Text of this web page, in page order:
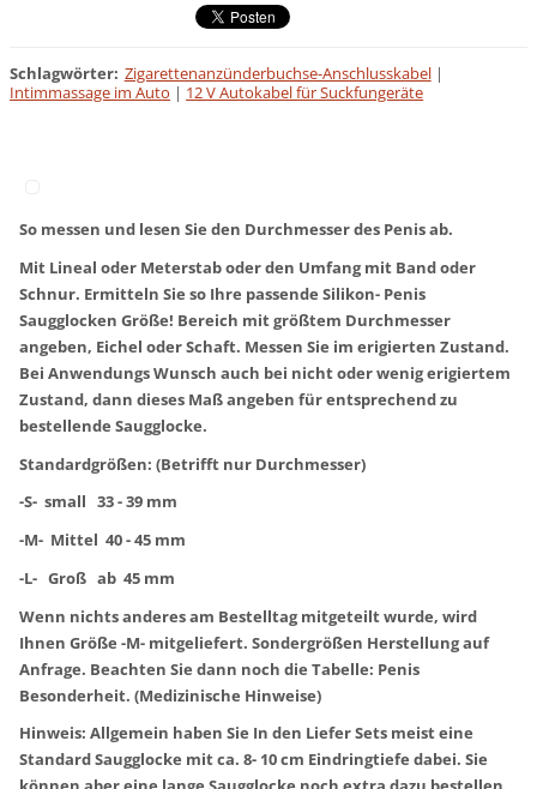
Schlagwörter: Zigarettenanzünderbuchse-Anschlusskabel |
Intimmassage im Auto | 12 V Autokabel für Suckfungeräte
So messen und lesen Sie den Durchmesser des Penis ab.
Mit Lineal oder Meterstab oder den Umfang mit Band oder
Schnur. Ermitteln Sie so Ihre passende Silikon- Penis
Saugglocken Größe! Bereich mit größtem Durchmesser
angeben, Eichel oder Schaft. Messen Sie im erigierten Zustand.
Bei Anwendungs Wunsch auch bei nicht oder wenig erigiertem
Zustand, dann dieses Maß angeben für entsprechend zu
bestellende Saugglocke.
Standardgrößen: (Betrifft nur Durchmesser)
-S- small 33 - 39 mm
-M- Mittel 40 - 45 mm
-L- Groß ab 45 mm
Wenn nichts anderes am Bestelltag mitgeteilt wurde, wird
Ihnen Größe -M- mitgeliefert. Sondergrößen Herstellung auf
Anfrage. Beachten Sie dann noch die Tabelle: Penis
Besonderheit. (Medizinische Hinweise)
Hinweis: Allgemein haben Sie In den Liefer Sets meist eine
Standard Saugglocke mit ca. 8- 10 cm Eindringtiefe dabei. Sie